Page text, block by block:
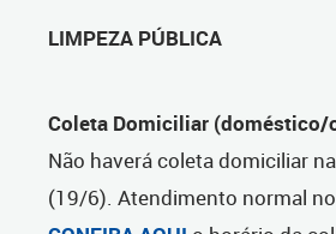
LIMPEZA PÚBLICA
Coleta Domiciliar (doméstico/
Não haverá coleta domiciliar
(19/6). Atendimento normal